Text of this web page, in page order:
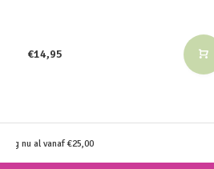
€14,95
nu al vanaf €25,00